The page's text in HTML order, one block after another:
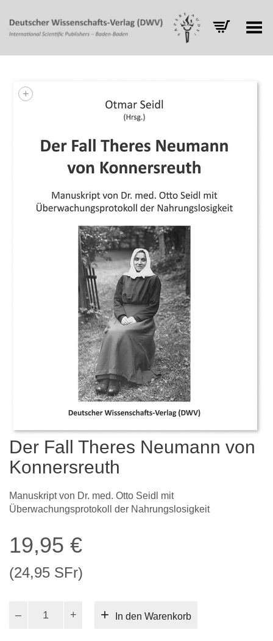
Toggle Menu
+
Der Fall Theres Neumann von
Konnersreuth
Manuskript von Dr. med. Otto Seidl mit
Überwachungsprotokoll der Nahrungslosigkeit
19,95 €
(24,95 SFr)
In den Warenkorb